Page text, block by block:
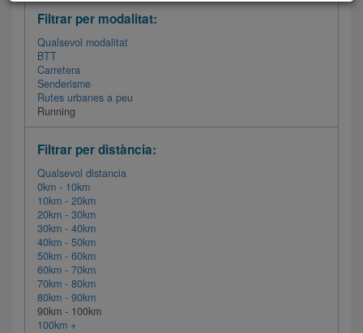
Filtrar per modalitat:
Qualsevol modalitat
BTT
Carretera
Senderisme
Rutes urbanes a peu
Running
Filtrar per distància:
Qualsevol distancia
0km - 10km
10km - 20km
20km - 30km
30km - 40km
40km - 50km
50km - 60km
60km - 70km
70km - 80km
80km - 90km
90km - 100km
100km +